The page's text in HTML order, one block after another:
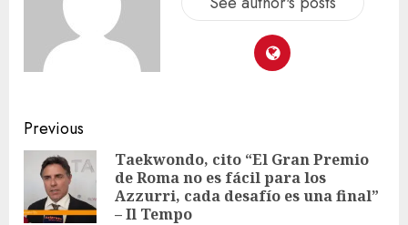
Previous
Taekwondo, cito “El Gran Premio
de Roma no es fácil para los
Azzurri, cada desafío es una final”
– Il Tempo